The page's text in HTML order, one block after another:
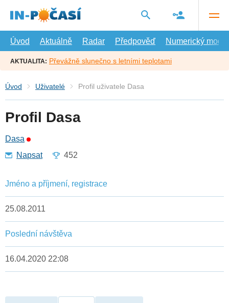
hlavní
Úvod
Aktuálně Radar Předpověď Numerický model
AKTUALITA: Převážně slunečno s letními teplotami
Úvod Uživatelé Profil uživatele Dasa
Profil Dasa
Dasa
Napsat
452
Jméno a příjmení, registrace
25.08.2011
Poslední návštěva
16.04.2020 22:08